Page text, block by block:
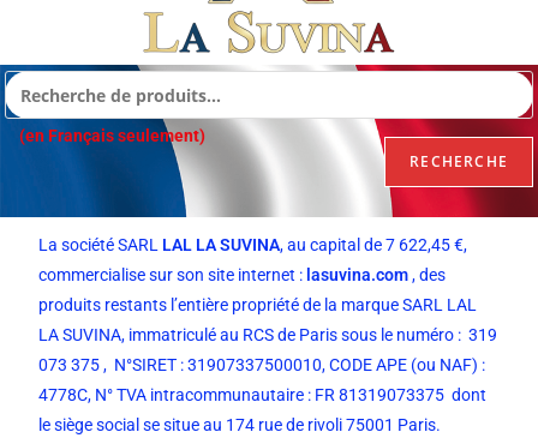
RECHERCHE
(en Français seulement)
La société SARL LAL LA SUVINA, au capital de 7 622,45 €,
commercialise sur son site internet : lasuvina.com, des
produits restants l’entière propriété de la marque SARL LAL
LA SUVINA, immatriculé au RCS de Paris sous le numéro : 319
073 375 , N°SIRET : 31907337500010, CODE APE (ou NAF) :
4778C, N° TVA intracommunautaire : FR 81319073375dont
le siège social se situe au 174 rue de rivoli 75001 Paris.